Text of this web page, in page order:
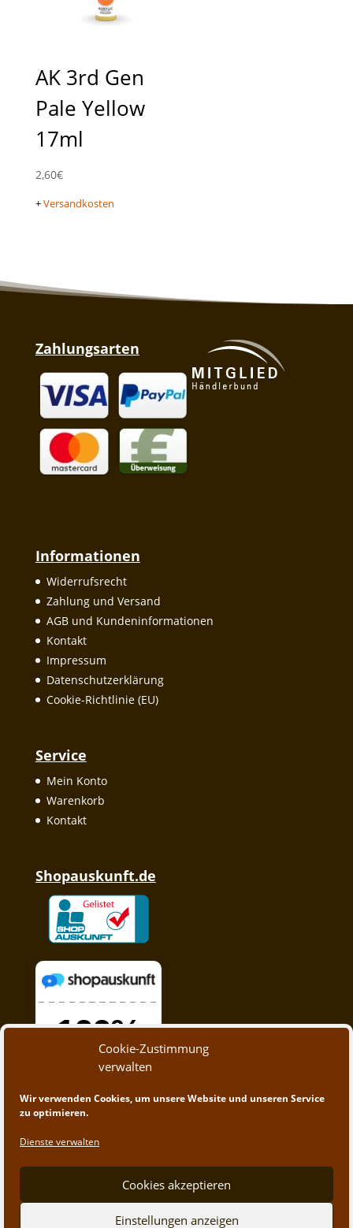
Cookie-Zustimmung
verwalten
Wir verwenden Cookies, um unsere Website und unseren Service
zu optimieren.
Dienste verwalten
Cookies akzeptieren
Einstellungen anzeigen
AK 3rd Gen
Pale Yellow
17ml
2,60€
+Versandkosten
Zahlungsarten
Informationen
Widerrufsrecht
Zahlung und Versand
AGB und Kundeninformationen
Kontakt
Impressum
Datenschutzerklärung
Cookie-Richtlinie (EU)
Service
Mein Konto
Warenkorb
Kontakt
Shopauskunft.de